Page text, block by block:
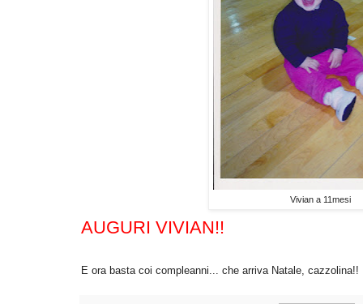
Vivian a 11mesi
AUGURI VIVIAN!!
E ora basta coi compleanni... che arriva Natale, cazzolina!!